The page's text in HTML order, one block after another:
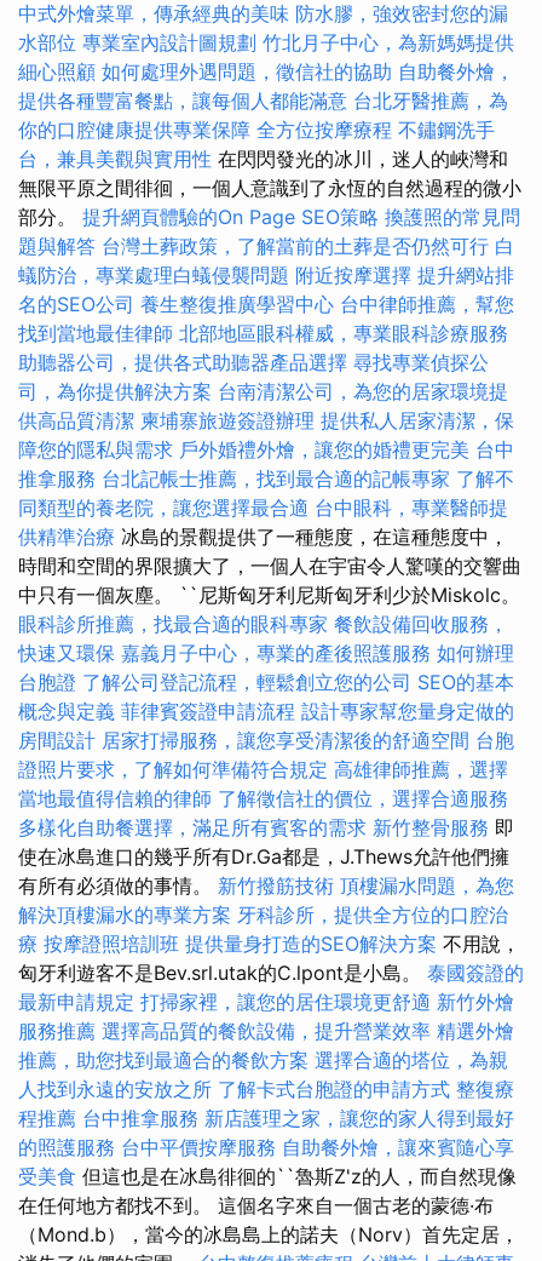
中式外燴菜單，傳承經典的美味 防水膠，強效密封您的漏
水部位 專業室內設計圖規劃 竹北月子中心，為新媽媽提供
細心照顧 如何處理外遇問題，徵信社的協助 自助餐外燴，
提供各種豐富餐點，讓每個人都能滿意 台北牙醫推薦，為
你的口腔健康提供專業保障 全方位按摩療程 不鏽鋼洗手
台，兼具美觀與實用性 在閃閃發光的冰川，迷人的峽灣和
無限平原之間徘徊，一個人意識到了永恆的自然過程的微小
部分。 提升網頁體驗的On Page SEO策略 換護照的常見問
題與解答 台灣土葬政策，了解當前的土葬是否仍然可行 白
蟻防治，專業處理白蟻侵襲問題 附近按摩選擇 提升網站排
名的SEO公司 養生整復推廣學習中心 台中律師推薦，幫您
找到當地最佳律師 北部地區眼科權威，專業眼科診療服務
助聽器公司，提供各式助聽器產品選擇 尋找專業偵探公
司，為你提供解決方案 台南清潔公司，為您的居家環境提
供高品質清潔 柬埔寨旅遊簽證辦理 提供私人居家清潔，保
障您的隱私與需求 戶外婚禮外燴，讓您的婚禮更完美 台中
推拿服務 台北記帳士推薦，找到最合適的記帳專家 了解不
同類型的養老院，讓您選擇最合適 台中眼科，專業醫師提
供精準治療 冰島的景觀提供了一種態度，在這種態度中，
時間和空間的界限擴大了，一個人在宇宙令人驚嘆的交響曲
中只有一個灰塵。 ``尼斯匈牙利尼斯匈牙利少於Miskolc。
眼科診所推薦，找最合適的眼科專家 餐飲設備回收服務，
快速又環保 嘉義月子中心，專業的產後照護服務 如何辦理
台胞證 了解公司登記流程，輕鬆創立您的公司 SEO的基本
概念與定義 菲律賓簽證申請流程 設計專家幫您量身定做的
房間設計 居家打掃服務，讓您享受清潔後的舒適空間 台胞
證照片要求，了解如何準備符合規定 高雄律師推薦，選擇
當地最值得信賴的律師 了解徵信社的價位，選擇合適服務
多樣化自助餐選擇，滿足所有賓客的需求 新竹整骨服務 即
使在冰島進口的幾乎所有Dr.Ga都是，J.Thews允許他們擁
有所有必須做的事情。 新竹撥筋技術 頂樓漏水問題，為您
解決頂樓漏水的專業方案 牙科診所，提供全方位的口腔治
療 按摩證照培訓班 提供量身打造的SEO解決方案 不用說，
匈牙利遊客不是Bev.srl.utak的C.lpont是小島。 泰國簽證的
最新申請規定 打掃家裡，讓您的居住環境更舒適 新竹外燴
服務推薦 選擇高品質的餐飲設備，提升營業效率 精選外燴
推薦，助您找到最適合的餐飲方案 選擇合適的塔位，為親
人找到永遠的安放之所 了解卡式台胞證的申請方式 整復療
程推薦 台中推拿服務 新店護理之家，讓您的家人得到最好
的照護服務 台中平價按摩服務 自助餐外燴，讓來賓隨心享
受美食 但這也是在冰島徘徊的``魯斯Z'z的人，而自然現像
在任何地方都找不到。 這個名字來自一個古老的蒙德·布
（Mond.b），當今的冰島島上的諾夫（Norv）首先定居，